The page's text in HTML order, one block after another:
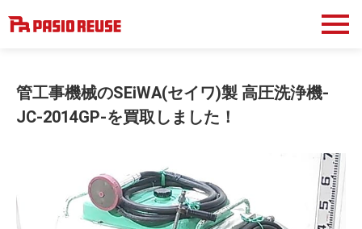
管工事機械のSEiWA(セイワ)製 高圧洗浄機-
JC-2014GP-を買取しました！